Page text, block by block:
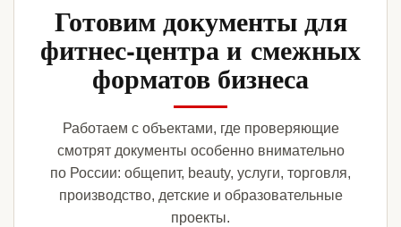
Готовим документы для
фитнес-центра и смежных
форматов бизнеса
Работаем с объектами, где проверяющие
смотрят документы особенно внимательно
по России: общепит, beauty, услуги, торговля,
производство, детские и образовательные
проекты.